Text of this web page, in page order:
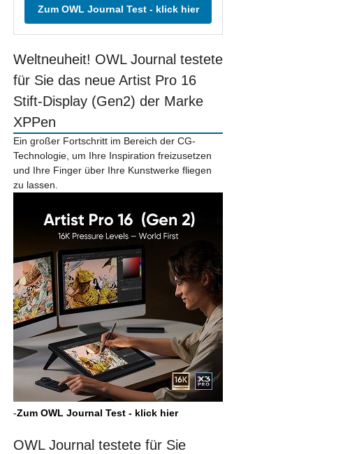
Zum OWL Journal Test - klick hier
Weltneuheit! OWL Journal testete
für Sie das neue Artist Pro 16
Stift-Display (Gen2) der Marke
XPPen
Ein großer Fortschritt im Bereich der CG-
Technologie, um Ihre Inspiration freizusetzen
und Ihre Finger über Ihre Kunstwerke fliegen
zu lassen.
-Zum OWL Journal Test - klick hier
OWL Journal testete für Sie